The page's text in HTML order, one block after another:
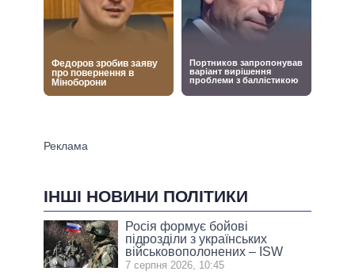
ІНШІ НОВИНИ ПОЛІТИКИ
Росія формує бойові
підрозділи з українських
військовополонених – ISW
7 серпня 2026, 10:45